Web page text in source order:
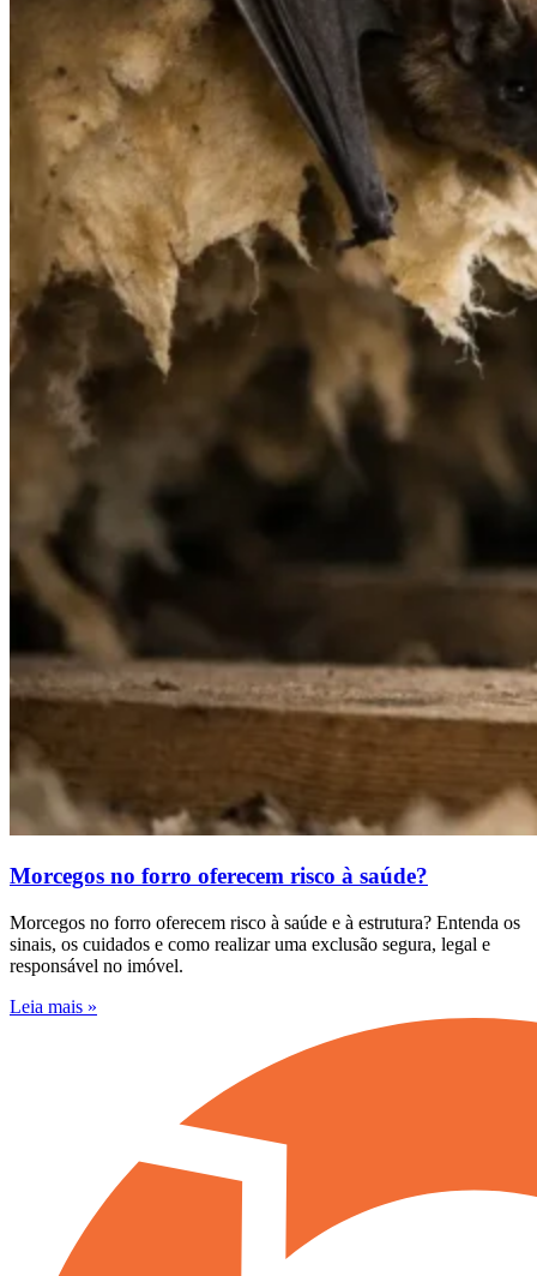
Morcegos no forro oferecem risco à saúde?
Morcegos no forro oferecem risco à saúde e à estrutura? Entenda os
sinais, os cuidados e como realizar uma exclusão segura, legal e
responsável no imóvel.
Leia mais »